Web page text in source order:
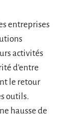
entreprises
activités
d’entre
le retour
outils.
hausse de